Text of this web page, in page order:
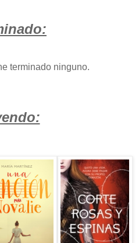
terminado ninguno.